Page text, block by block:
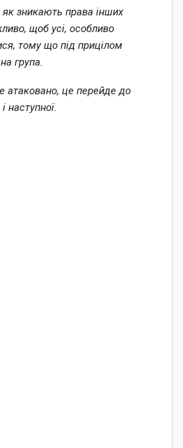
зникають права інших
щоб усі, особливо
тому що під прицілом
група.
атаковано, це перейде до
наступної.